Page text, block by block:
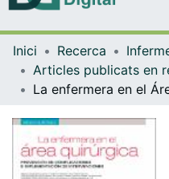
Inici Recerca